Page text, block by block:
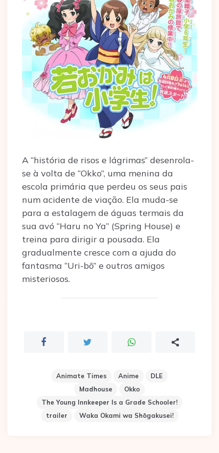
A “história de risos e lágrimas” desenrola-
se à volta de “Okko”, uma menina da
escola primária que perdeu os seus pais
num acidente de viação. Ela muda-se
para a estalagem de águas termais da
sua avó “Haru no Ya” (Spring House) e
treina para dirigir a pousada. Ela
gradualmente cresce com a ajuda do
fantasma “Uri-bō” e outros amigos
misteriosos.
Animate Times Anime
DLE
Madhouse
Okko
The Young Innkeeper Is a Grade Schooler!
trailer
Waka Okami wa Shōgakusei!